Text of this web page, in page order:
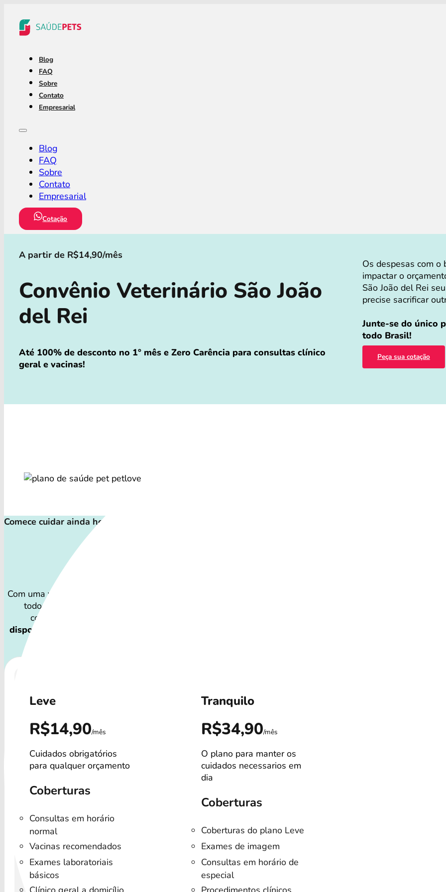
Blog
FAQ
Sobre
Contato
Empresarial
Blog
FAQ
Sobre
Contato
Empresarial
Cotação
A partir de R$14,90/mês
Convênio Veterinário São João
del Rei
Até 100% de desconto no 1° mês e Zero Carência para consultas clínico
geral e vacinas!
Os despesas com
impactar o
São João del Rei
precise sacrificar
Junte-se do único
todo Brasil!
Peça sua cotação
Comece cuidar ainda hoje!
Plano de Saúde Pet Petlove para
Com uma variedade de cuidados, o Convênio Veterinário atende a
todos os perfis de animais: desde o filhote travesso até o
companheiro sênior que demanda atenção especial.
disponibilidade dos Convênio Veterinário e os custos podem
Leve
R$14,90/mês
Cuidados obrigatórios
para qualquer orçamento
Coberturas
Consultas em horário
normal
Vacinas recomendados
Exames laboratoriais
básicos
Tranquilo
R$34,90/mês
O plano para manter os
cuidados necessarios em
dia
Coberturas
Coberturas do plano Leve
Exames de imagem
Consultas em horário de
especial